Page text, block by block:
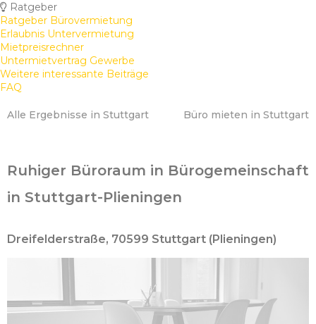
Ratgeber
Ratgeber Bürovermietung
Erlaubnis Untervermietung
Mietpreisrechner
Untermietvertrag Gewerbe
Weitere interessante Beiträge
FAQ
Alle Ergebnisse in Stuttgart Büro mieten in Stuttgart
Ruhiger Büroraum in Bürogemeinschaft
in Stuttgart-Plieningen
Dreifelderstraße, 70599 Stuttgart (Plieningen)